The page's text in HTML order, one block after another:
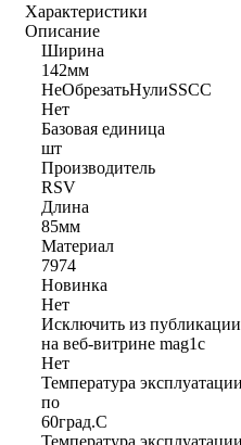
Характеристики
Описание
Ширина
142мм
НеОбрезатьНулиSSCC
Нет
Базовая единица
шт
Производитель
RSV
Длина
85мм
Материал
7974
Новинка
Нет
Исключить из публикации
на веб-витрине mag1c
Нет
Температура эксплуатации
по
60град.C
Температура